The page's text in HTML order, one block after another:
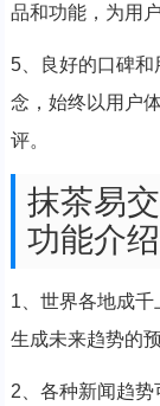
品和功能，为用
5、良好的口碑
念，始终以用户
评。
抹茶易
功能介绍
1、世界各地成
生成未来趋势的预
2、各种新闻趋